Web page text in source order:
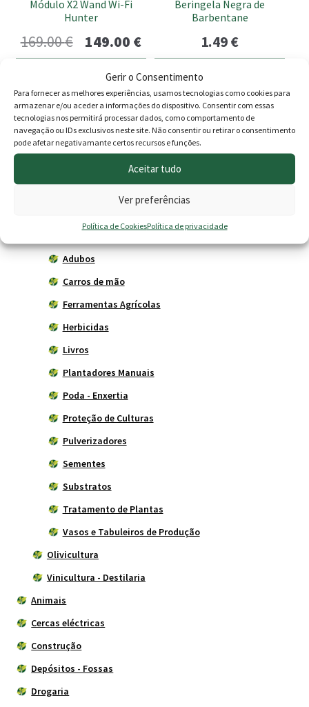
Gerir o Consentimento
Para fornecer as melhores experiências, usamos tecnologias como cookies para
armazenar e/ou aceder a informações do dispositivo. Consentir com essas
tecnologias nos permitirá processar dados, como comportamento de
navegação ou IDs exclusivos neste site. Não consentir ou retirar o consentimento
pode afetar negativamante certos recursos e funções.
Aceitar tudo
Ver preferências
Política de CookiesPolítica de privacidade
Módulo X2 Wand Wi-Fi
Hunter
169.00€
preço
original
era:
169.00 €.
149.00 €O
preço
atual
é:
149.00 €.
Beringela Negra de
Barbentane
1.49€
Produtos
Adubos
Carros de mão
Ferramentas Agrícolas
Herbicidas
Livros
Plantadores Manuais
Poda - Enxertia
Proteção de Culturas
Pulverizadores
Sementes
Substratos
Tratamento de Plantas
Vasos e Tabuleiros de Produção
Olivicultura
Vinicultura - Destilaria
Animais
Cercas eléctricas
Construção
Depósitos - Fossas
Drogaria